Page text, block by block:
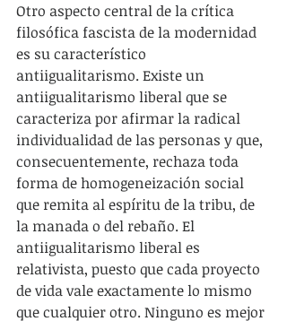
Otro aspecto central de la crítica
filosófica fascista de la modernidad
es su característico
antiigualitarismo. Existe un
antiigualitarismo liberal que se
caracteriza por afirmar la radical
individualidad de las personas y que,
consecuentemente, rechaza toda
forma de homogeneización social
que remita al espíritu de la tribu, de
la manada o del rebaño. El
antiigualitarismo liberal es
relativista, puesto que cada proyecto
de vida vale exactamente lo mismo
que cualquier otro. Ninguno es mejor